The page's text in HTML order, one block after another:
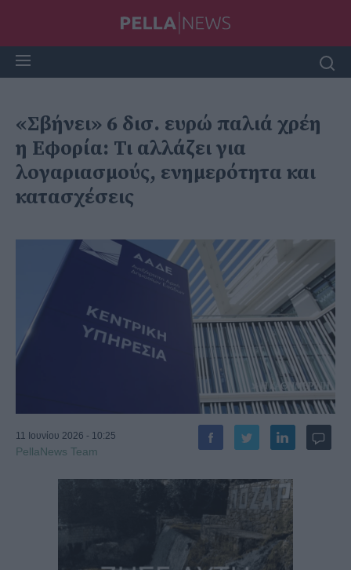
«Σβήνει» 6 δισ. ευρώ παλιά χρέη
η Εφορία: Τι αλλάζει για
λογαριασμούς, ενημερότητα και
κατασχέσεις
11 Ιουνίου 2026 - 10:25
PellaNews Team